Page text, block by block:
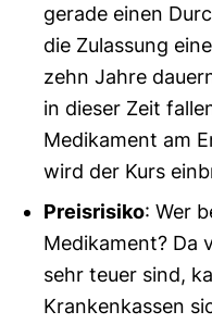
gerade einen
die Zulassung
zehn Jahre
in dieser Zeit
Medikament am
wird der Kurs
Preisrisiko: Wer
Medikament? Da
sehr teuer sind,
Krankenkassen